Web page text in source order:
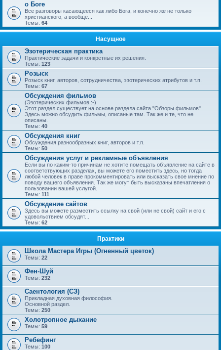
о Боге
Все разговоры касающееся как либо Бога, и конечно же не только
христианского, а вообще...
Темы: 64
Насущное
Эзотерическая практика
Практические задачи и конкретные их решения.
Темы: 123
Розыск
Розыск книг, авторов, сотрудничества, эзотерических атрибутов и т.п.
Темы: 67
Обсуждения фильмов
(Эзотерических фильмов :-)
Этот раздел существует на основе раздела сайта "Обзоры фильмов".
Здесь можно обсудить фильмы, описаные там. Так же и те, что не
описаны.
Темы: 40
Обсуждения книг
Обсуждения разнообразных книг, авторов и т.п.
Темы: 50
Обсуждения услуг и рекламные объявления
Если вы по каким-то причинам не хотите помещать объявление на сайте в
соответствующих разделах, вы можете его поместить здесь, но тогда
любой человек в праве прокомментировать или высказать свое мнение по
поводу вашего объявления. Так же могут быть высказаны впечатления о
пользовании вашей услугой.
Темы: 111
Обсуждение сайтов
Здесь вы можете разместить ссылку на свой (или не свой) сайт и его с
удовольствием обсудят...
Темы: 62
Практики
Школа Мастера Игры (Огненный цветок)
Темы: 22
Фен-Шуй
Темы: 232
Саентология (СЗ)
Прикладная духовная философия.
Основной раздел.
Темы: 250
Холотропное дыхание
Темы: 59
Ребефинг
Темы: 100